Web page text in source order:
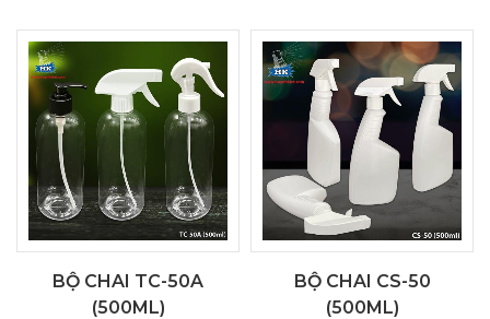
BỘ CHAI TC-50A
(500ML)
BỘ CHAI CS-50
(500ML)